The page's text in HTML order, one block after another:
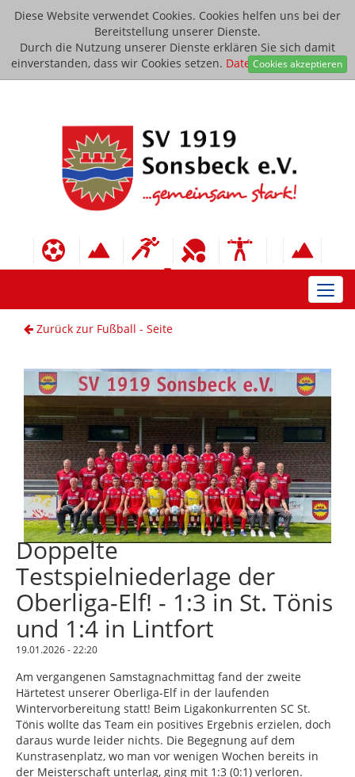
Diese Website verwendet Cookies. Cookies helfen uns bei der
Bereitstellung unserer Dienste.
Durch die Nutzung unserer Dienste erklären Sie sich damit
einverstanden, dass wir Cookies setzen. Datenschutzerklärung
Cookies akzeptieren
Zurück zur Fußball - Seite
Doppelte
Testspielniederlage der
Oberliga-Elf! - 1:3 in St. Tönis
und 1:4 in Lintfort
19.01.2026 - 22:20
Am vergangenen Samstagnachmittag fand der zweite
Härtetest unserer Oberliga-Elf in der laufenden
Wintervorbereitung statt! Beim Ligakonkurrenten SC St.
Tönis wollte das Team ein positives Ergebnis erzielen, doch
daraus wurde leider nichts. Die Begegnung auf dem
Kunstrasenplatz, wo man vor wenigen Wochen bereits in
der Meisterschaft unterlag, ging mit 1:3 (0:1) verloren.